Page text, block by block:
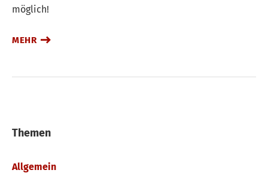
möglich!
MEHR
Themen
Allgemein